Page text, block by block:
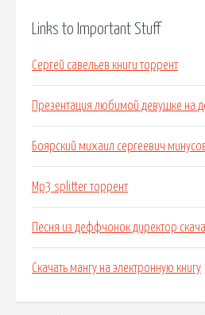
Links to Important Stuff
Сергей савельев книги торрент
Презентация любимой девушке на
Боярский михаил сергеевич
Mp3 splitter торрент
Песня из деффчонок директор
Скачать мангу на электронную книгу